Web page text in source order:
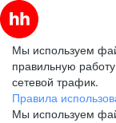
Мы используем
правильную
сетевой трафик.
Правила
Мы используем